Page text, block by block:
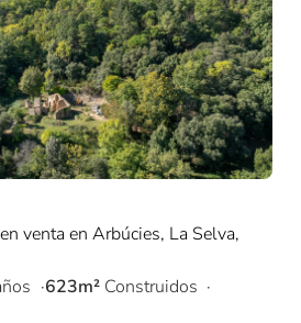
venta en Arbúcies, La Selva,
623m² Construidos